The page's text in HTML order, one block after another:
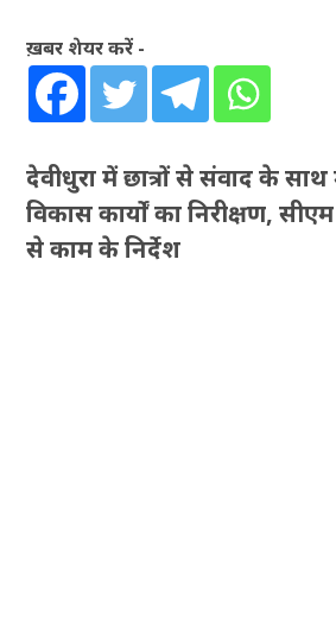
ख़बर शेयर करें -
देवीधुरा में छात्रों से संवाद के साथ
विकास कार्यों का निरीक्षण,
से काम के निर्देश